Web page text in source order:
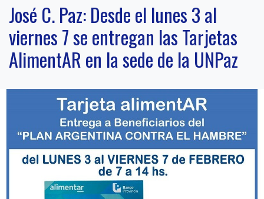
José C. Paz: Desde el lunes 3 al
viernes 7 se entregan las Tarjetas
AlimentAR en la sede de la UNPaz